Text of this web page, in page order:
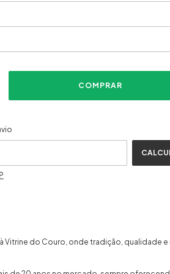
Vitrine do Couro, onde tradição, qualidade